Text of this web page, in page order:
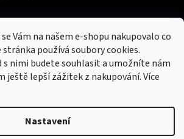
Vám na našem e-shopu nakupovalo co
používá soubory cookies.
s nimi budete souhlasit a umožníte nám
ještě lepší zážitek z nakupování.Více
Nastavení
Vytvořil Shoptet
. Všechna práva vyhrazena.
cookies